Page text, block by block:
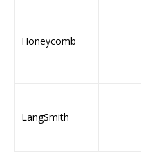
Honeycomb
LangSmith